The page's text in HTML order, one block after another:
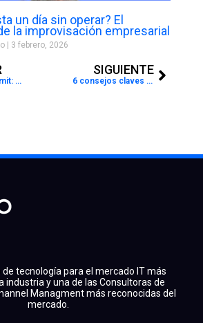
un día sin operar? El
la improvisación empresarial
3 febrero, 2026
IBM Tech Summit: con foco en IA y nube híbrida, IBM refuerza la alianza con sus partners en Colombia
SIGUIENTE
6 consejos claves para una ciberseguridad sostenible
tecnología para el mercado IT más
industria y una de las Consultoras de
Managment más reconocidas del
mercado.